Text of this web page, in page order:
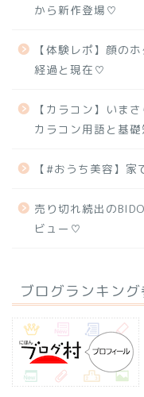
から新作登場♡
【体験レポ】顔の
経過と現在♡
【カラコン】いま
カラコン用語と基
【#おうち美容】
売り切れ続出の
ビュー♡
ブログランキン